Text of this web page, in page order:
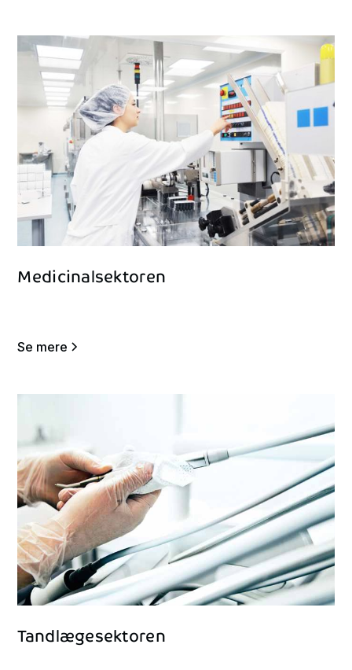
Medicinalsektoren
Se mere
Tandlægesektoren